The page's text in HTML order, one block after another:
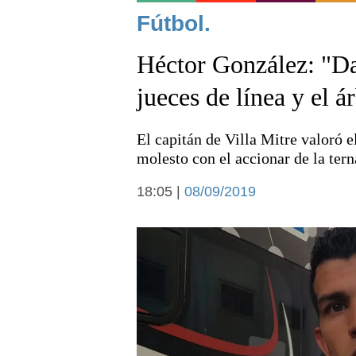
Noticias
Deportes
Economía y campo
Fútbol.
Héctor González:
jueces de línea y el
El capitán de Villa Mitre valoró
molesto con el accionar de la
18:05 | 08/09/2019